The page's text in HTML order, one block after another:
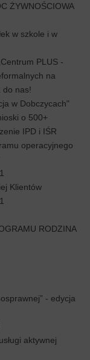
ŻYWNOŚCIOWA
w szkole i w
PLUS -
na
do nas!
w Dobczycach"
o 500+
IPD i IŚR
operacyjnego
Klientów
RODZINA
- edycja
aktywnej